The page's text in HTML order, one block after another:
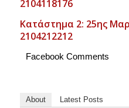
2104118176
Κατάστημα 2: 25ης
2104212212
Facebook Comments
About Latest Posts